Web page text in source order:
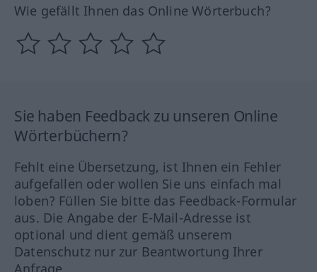
Wie gefällt Ihnen das Online Wörterbuch?
Sie haben Feedback zu unseren Online
Wörterbüchern?
Fehlt eine Übersetzung, ist Ihnen ein Fehler
aufgefallen oder wollen Sie uns einfach mal
loben? Füllen Sie bitte das Feedback-Formular
aus. Die Angabe der E-Mail-Adresse ist
optional und dient gemäß unserem
Datenschutz nur zur Beantwortung Ihrer